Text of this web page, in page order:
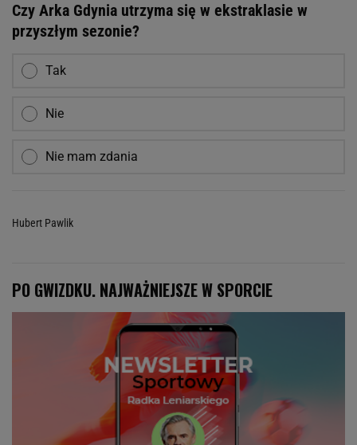
Czy Arka Gdynia utrzyma się w ekstraklasie w
przyszłym sezonie?
Tak
Nie
Nie mam zdania
Hubert Pawlik